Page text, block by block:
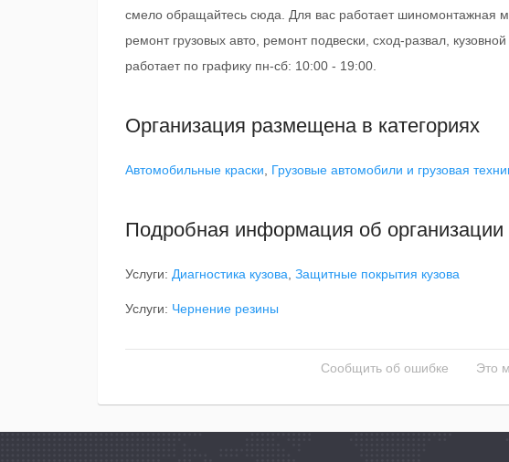
смело обращайтесь сюда. Для вас работает шиномонтажная
ремонт грузовых авто, ремонт подвески, сход-развал,
работает по графику пн-сб: 10:00 - 19:00.
Организация размещена в категориях
Автомобильные краски Грузовые автомобили и грузовая
Подробная информация об организации
Услуги: Диагностика кузова Защитные покрытия кузова
Услуги: Чернение резины
Сообщить об ошибке Это